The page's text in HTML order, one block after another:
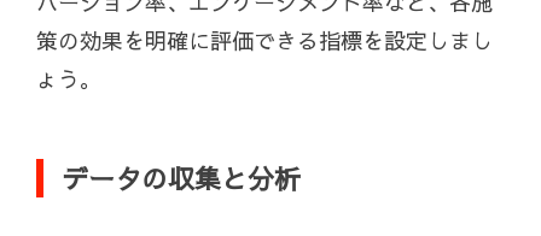
策の効果を明確に評価できる指標を設定しまし
ょう。
データの収集と分析